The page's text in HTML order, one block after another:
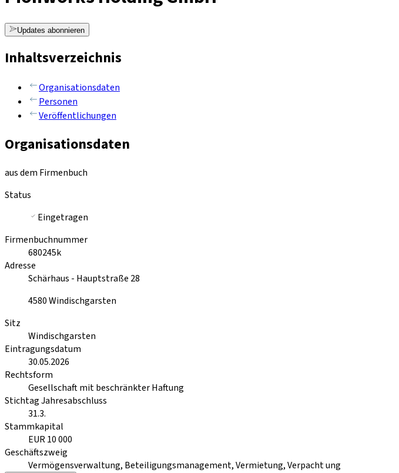
Updates abonnieren
Inhaltsverzeichnis
Organisationsdaten
Personen
Veröffentlichungen
Organisationsdaten
aus dem Firmenbuch
Status
Eingetragen
Firmenbuchnummer
680245k
Adresse
Schärhaus - Hauptstraße 28
4580Windischgarsten
Sitz
Windischgarsten
Eintragungsdatum
30.05.2026
Rechtsform
Gesellschaft mit beschränkter Haftung
Stichtag Jahresabschluss
31.3.
Stammkapital
EUR 10 000
Geschäftszweig
Vermögensverwaltung, Beteiligungsmanagement, Vermietung, Verpacht ung